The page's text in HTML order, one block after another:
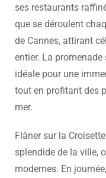
ses restaurants
que se déroulent
de Cannes, attirant
entier. La promenade
idéale pour une
tout en profitant des
mer.
Flâner sur la
splendide de la ville,
modernes. En